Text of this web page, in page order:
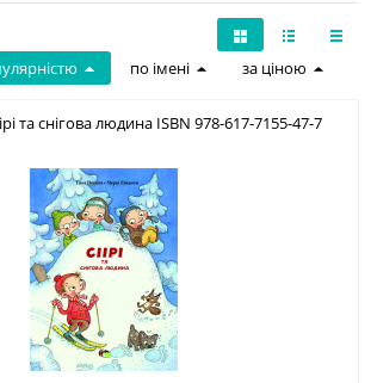
по імені за ціною
та снігова людина ISBN 978-617-7155-47-7